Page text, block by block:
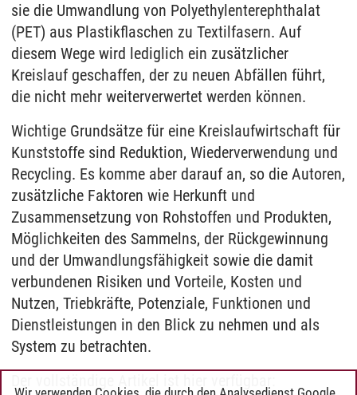
sie die Umwandlung von Polyethylenterephthalat
(PET) aus Plastikflaschen zu Textilfasern. Auf
diesem Wege wird lediglich ein zusätzlicher
Kreislauf geschaffen, der zu neuen Abfällen führt,
die nicht mehr weiterverwertet werden können.
Wichtige Grundsätze für eine Kreislaufwirtschaft für
Kunststoffe sind Reduktion, Wiederverwendung und
Recycling. Es komme aber darauf an, so die Autoren,
zusätzliche Faktoren wie Herkunft und
Zusammensetzung von Rohstoffen und Produkten,
Möglichkeiten des Sammelns, der Rückgewinnung
und der Umwandlungsfähigkeit sowie die damit
verbundenen Risiken und Vorteile, Kosten und
Nutzen, Triebkräfte, Potenziale, Funktionen und
Dienstleistungen in den Blick zu nehmen und als
System zu betrachten.